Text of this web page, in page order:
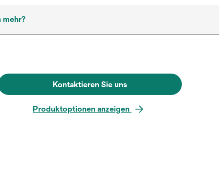
mehr?
Kontaktieren Sie uns
Produktoptionen anzeigen